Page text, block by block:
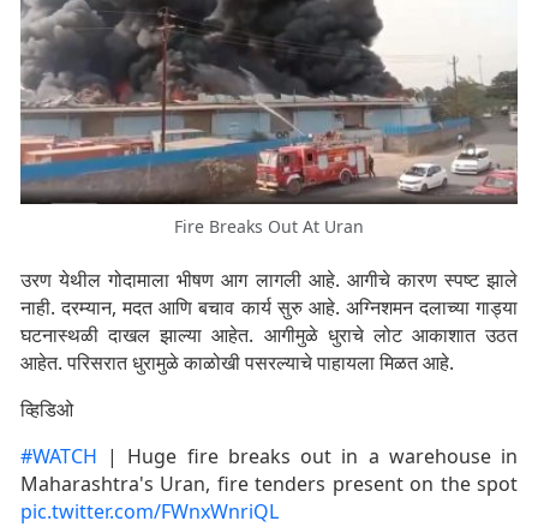
Fire Breaks Out At Uran
उरण येथील गोदामाला भीषण आग लागली आहे. आगीचे कारण स्पष्ट झाले
नाही. दरम्यान, मदत आणि बचाव कार्य सुरु आहे. अग्निशमन दलाच्या गाड्या
घटनास्थळी दाखल झाल्या आहेत. आगीमुळे धुराचे लोट आकाशात उठत
आहेत. परिसरात धुरामुळे काळोखी पसरल्याचे पाहायला मिळत आहे.
व्हिडिओ
#WATCH | Huge fire breaks out in a warehouse in
Maharashtra's Uran, fire tenders present on the spot
pic.twitter.com/FWnxWnriQL